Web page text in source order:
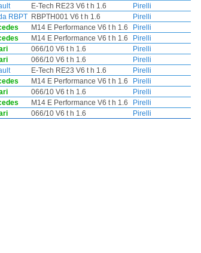
E-Tech RE23 V6 t h 1.6
Pirelli
RBPT RBPTH001 V6 t h 1.6
Pirelli
M14 E Performance V6 t h 1.6
Pirelli
M14 E Performance V6 t h 1.6
Pirelli
066/10 V6 t h 1.6
Pirelli
066/10 V6 t h 1.6
Pirelli
E-Tech RE23 V6 t h 1.6
Pirelli
M14 E Performance V6 t h 1.6
Pirelli
066/10 V6 t h 1.6
Pirelli
M14 E Performance V6 t h 1.6
Pirelli
066/10 V6 t h 1.6
Pirelli